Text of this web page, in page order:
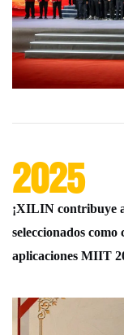
2025
¡XILIN contribuye
seleccionados
aplicaciones MIIT